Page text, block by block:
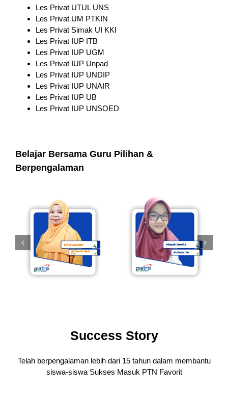
Les Privat UTUL UNS
Les Privat UM PTKIN
Les Privat Simak UI KKI
Les Privat IUP ITB
Les Privat IUP UGM
Les Privat IUP Unpad
Les Privat IUP UNDIP
Les Privat IUP UNAIR
Les Privat IUP UB
Les Privat IUP UNSOED
Belajar Bersama Guru Pilihan &
Berpengalaman
Success Story
Telah berpengalaman lebih dari 15 tahun dalam membantu
siswa-siswa Sukses Masuk PTN Favorit